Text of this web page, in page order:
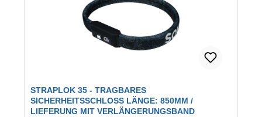
STRAPLOK 35 - TRAGBARES
SICHERHEITSSCHLOSS LÄNGE: 850MM /
LIEFERUNG MIT VERLÄNGERUNGSBAND